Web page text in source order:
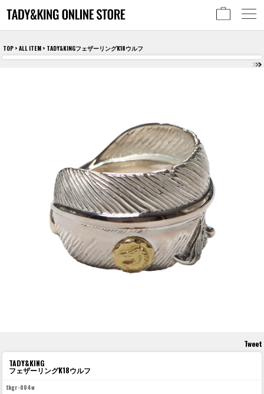
TOP > ALL ITEM > TADY&KINGフェザーリングK18ウルフ
Tweet
TADY&KING
フェザーリングK18ウルフ
tkgr-004w